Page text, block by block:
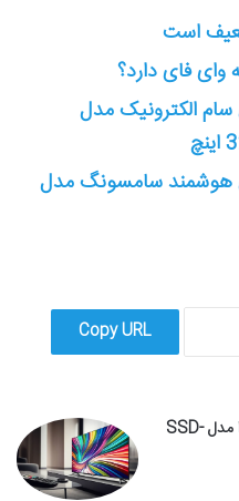
است
وای فای دارد؟
الکترونیک مدل
هوشمند سامسونگ مدل
Copy URL
بررسی تلویزیون ال ای دی هوشمند اسنوا مدل SSD-